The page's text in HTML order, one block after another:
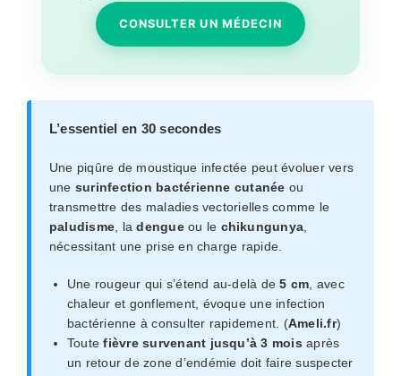
CONSULTER UN MÉDECIN
L’essentiel en 30 secondes
Une piqûre de moustique infectée peut évoluer vers
une surinfection bactérienne cutanée ou
transmettre des maladies vectorielles comme le
paludisme , ladengueou le chikungunya
nécessitant une prise en charge rapide.
Une rougeur qui s’étend au-delà de5 cm , avec
chaleur et gonflement, évoque une infection
bactérienne à consulter rapidement. (Ameli.fr)
Toutefièvre survenant jusqu’à 3 mois après
un retour de zone d’endémie doit faire suspecter